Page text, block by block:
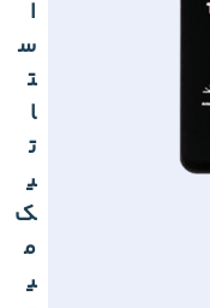
ا
س
ت
ا
ت
ی
ک
م
ی